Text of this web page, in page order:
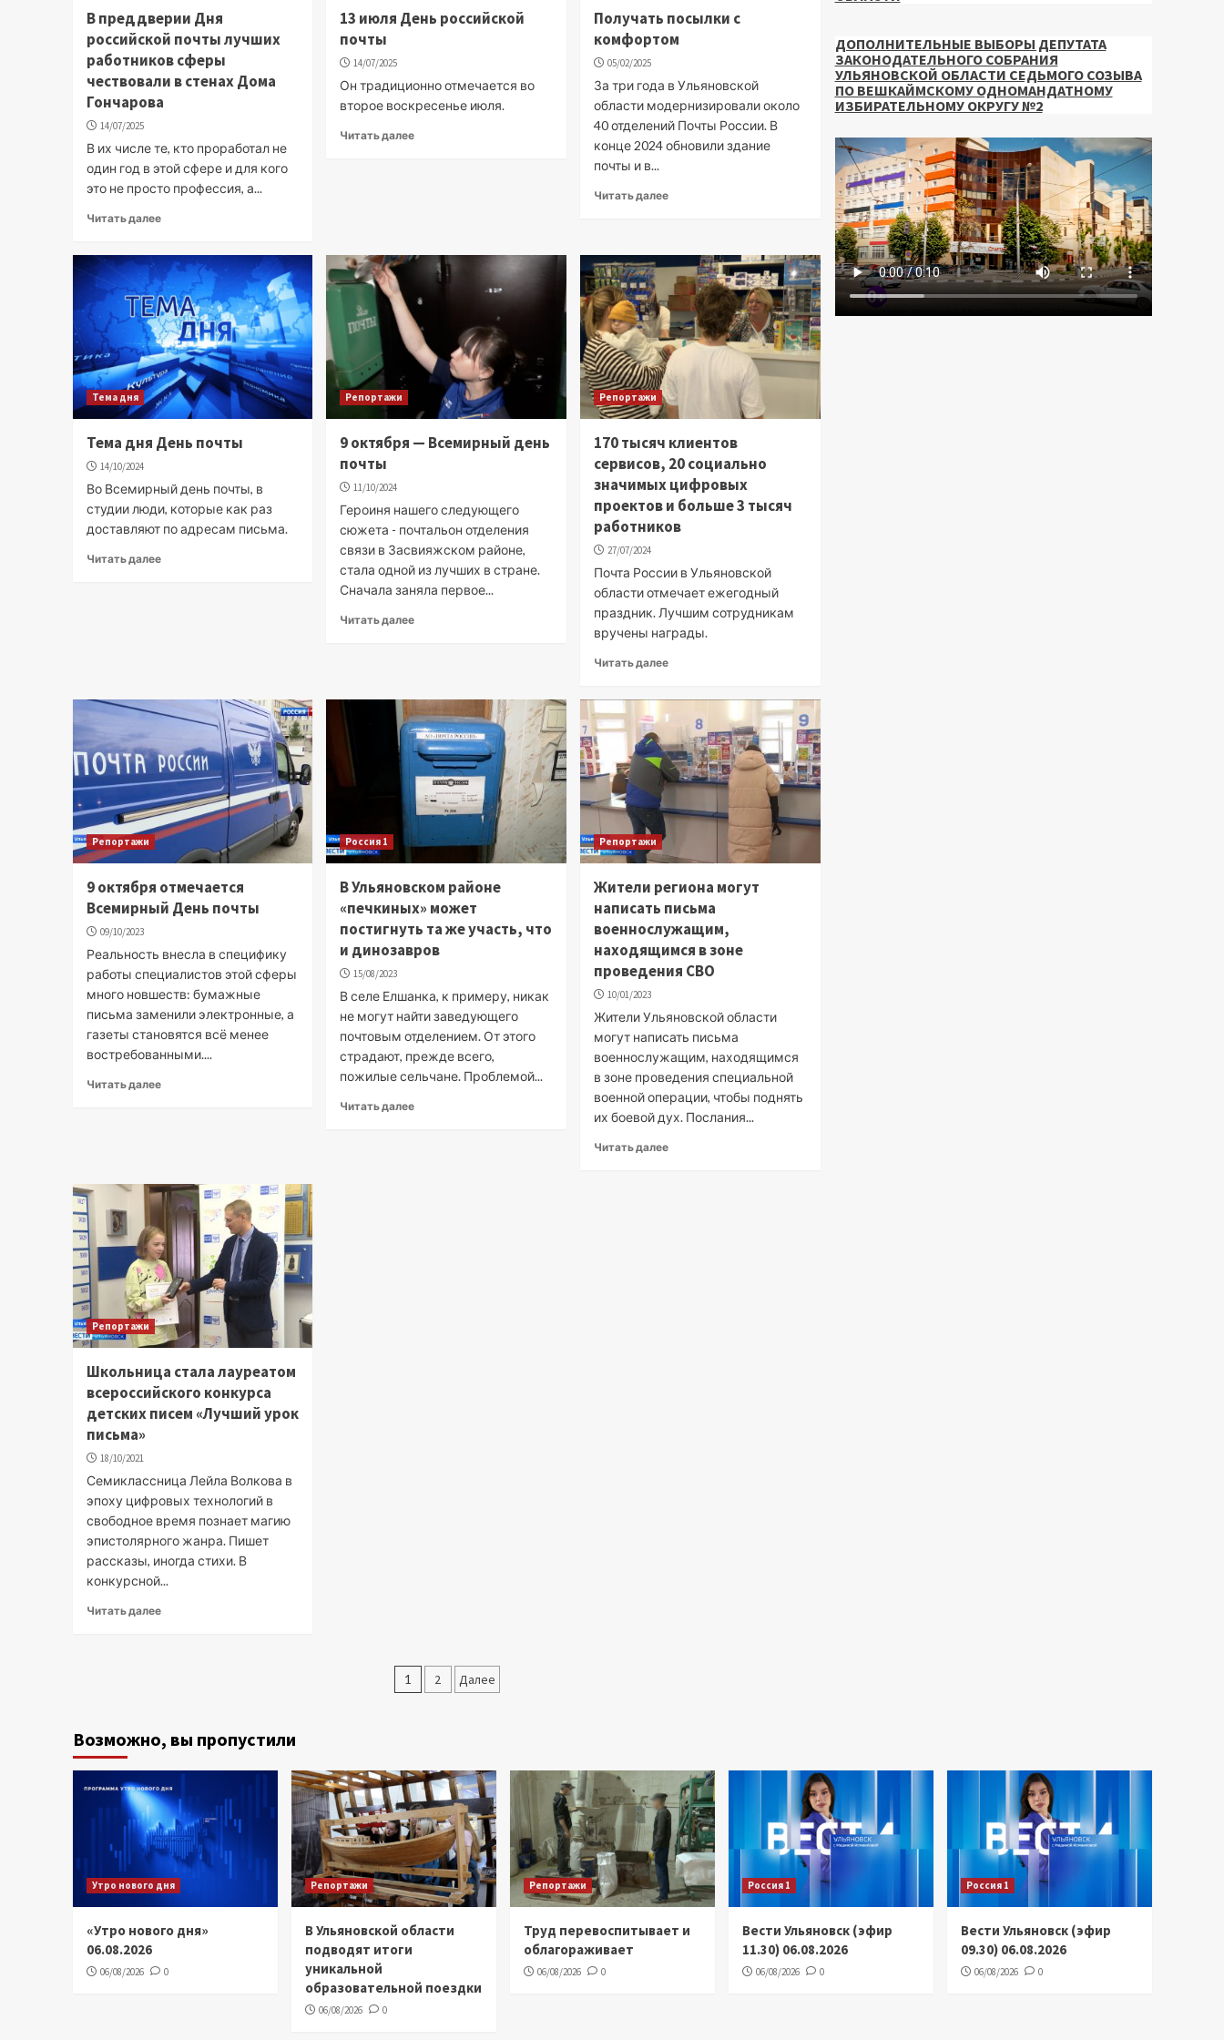
В преддверии Дня
российской почты лучших
работников сферы
чествовали в стенах Дома
Гончарова
14/07/2025
В их числе те, кто проработал не
один год в этой сфере и для кого
это не просто профессия, а...
Читать далее
13 июля День российской
почты
14/07/2025
Он традиционно отмечается во
второе воскресенье июля.
Читать далее
Получать посылки с
комфортом
05/02/2025
За три года в Ульяновской
области модернизировали около
40 отделений Почты России. В
конце 2024 обновили здание
почты и в...
Читать далее
Тема дня
Тема дня День почты
14/10/2024
Во Всемирный день почты, в
студии люди, которые как раз
доставляют по адресам письма.
Читать далее
Репортажи
9 октября — Всемирный день
почты
11/10/2024
Героиня нашего следующего
сюжета - почтальон отделения
связи в Засвияжском районе,
стала одной из лучших в стране.
Сначала заняла первое...
Читать далее
Репортажи
170 тысяч клиентов
сервисов, 20 социально
значимых цифровых
проектов и больше 3 тысяч
работников
27/07/2024
Почта России в Ульяновской
области отмечает ежегодный
праздник. Лучшим сотрудникам
вручены награды.
Читать далее
Репортажи
9 октября отмечается
Всемирный День почты
09/10/2023
Реальность внесла в специфику
работы специалистов этой сферы
много новшеств: бумажные
письма заменили электронные, а
газеты становятся всё менее
востребованными....
Читать далее
Россия 1
В Ульяновском районе
«печкиных» может
постигнуть та же участь, что
и динозавров
15/08/2023
В селе Елшанка, к примеру, никак
не могут найти заведующего
почтовым отделением. От этого
страдают, прежде всего,
пожилые сельчане. Проблемой...
Читать далее
Репортажи
Жители региона могут
написать письма
военнослужащим,
находящимся в зоне
проведения СВО
10/01/2023
Жители Ульяновской области
могут написать письма
военнослужащим, находящимся
в зоне проведения специальной
военной операции, чтобы поднять
их боевой дух. Послания...
Читать далее
Репортажи
Школьница стала лауреатом
всероссийского конкурса
детских писем «Лучший урок
письма»
18/10/2021
Семиклассница Лейла Волкова в
эпоху цифровых технологий в
свободное время познает магию
эпистолярного жанра. Пишет
рассказы, иногда стихи. В
конкурсной...
Читать далее
Пагинация
1 2 Далее
ДОПОЛНИТЕЛЬНЫЕ ВЫБОРЫ ДЕПУТАТА
ЗАКОНОДАТЕЛЬНОГО СОБРАНИЯ
УЛЬЯНОВСКОЙ ОБЛАСТИ СЕДЬМОГО СОЗЫВА
ПО ВЕШКАЙМСКОМУ ОДНОМАНДАТНОМУ
ИЗБИРАТЕЛЬНОМУ ОКРУГУ №2
Возможно, вы пропустили
Утро нового дня
«Утро нового дня»
06.08.2026
06/08/2026 0
Репортажи
В Ульяновской области
подводят итоги
уникальной
образовательной поездки
06/08/2026 0
Репортажи
Труд перевоспитывает и
облагораживает
06/08/2026 0
Россия 1
Вести Ульяновск (эфир
11.30) 06.08.2026
06/08/2026 0
Россия 1
Вести Ульяновск (эфир
09.30) 06.08.2026
06/08/2026 0